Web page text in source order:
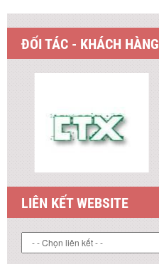
ĐỐI TÁC - KHÁCH HÀNG
LIÊN KẾT WEBSITE